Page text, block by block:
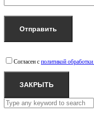
Согласен с политикой обработки
ЗАКРЫТЬ